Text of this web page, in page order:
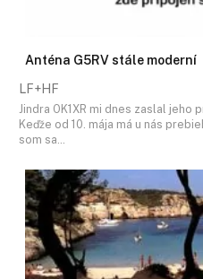
Anténa G5RV stále moderní
LF+HF
Jindra OK1XR mi dnes zaslal jeho
Keďže od 10. mája má u nás
som sa…